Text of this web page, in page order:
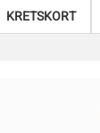
KRETSKORT